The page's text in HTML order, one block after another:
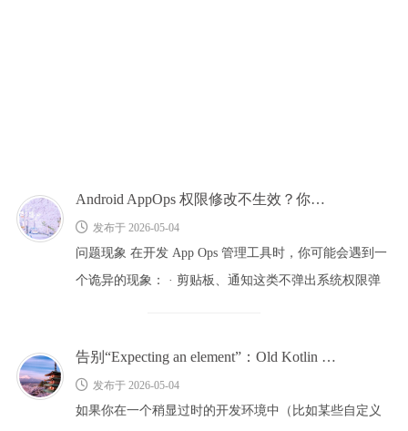
Android AppOps 权限修改不生效？你可能踩了 UID 模式的坑
发布于 2026-05-04
问题现象 在开发 App Ops 管理工具时，你可能会遇到一
个诡异的现象： · 剪贴板、通知这类不弹出系统权限弹
告别“Expecting an element”：Old Kotlin 编译器常见语法陷阱与规避指南
发布于 2026-05-04
如果你在一个稍显过时的开发环境中（比如某些自定义